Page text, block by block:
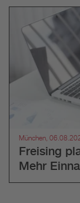
München,
Freising
Mehr